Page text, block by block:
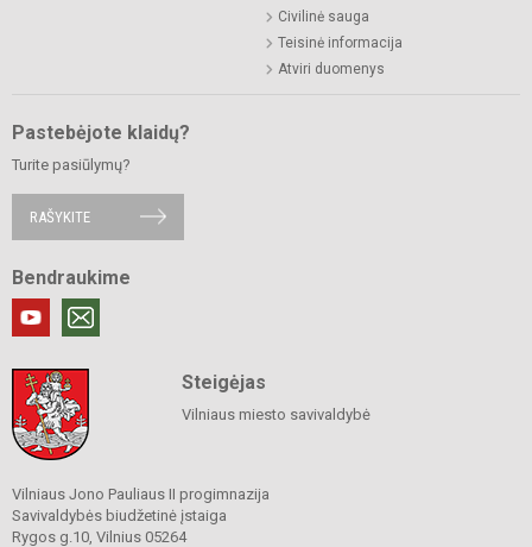
Civilinė sauga
Teisinė informacija
Atviri duomenys
Pastebėjote klaidų?
Turite pasiūlymų?
RAŠYKITE
Bendraukime
Steigėjas
Vilniaus miesto savivaldybė
Vilniaus Jono Pauliaus II progimnazija
Savivaldybės biudžetinė įstaiga
Rygos g.10, Vilnius 05264